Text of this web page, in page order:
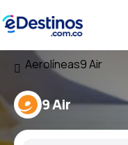
Aerolíneas9 Air
9 Air